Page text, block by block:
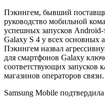
Пэкингем, бывший
руководство мобильной
успешных запусков
Galaxy S 4 у всех основных
Пэкингем назвал
для смартфонов Galaxy
соответствующих запусков
магазинов операторов связи.
Samsung Mobile